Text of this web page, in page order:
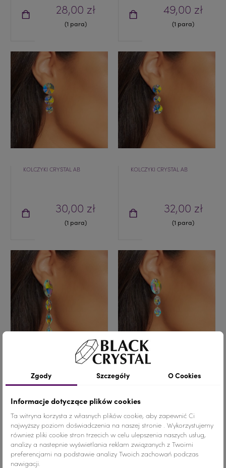
28,00 zł
(1 para)
49,00 zł
(1 para)
KOLCZYKI CRYSTAL AB
30,00 zł
(1 para)
KOLCZYKI CRYSTAL AB
32,00 zł
(1 para)
49,00 zł
(1 para) (1 para)
Zgody Szczegóły O Cookies
Informacje dotyczące plików cookies
Ta witryna korzysta z własnych plików cookie, aby zapewnić Ci
najwyższy poziom doświadczenia na naszej stronie . Wykorzystujemy
również pliki cookie stron trzecich w celu ulepszenia naszych usług,
analizy a nastepnie wyświetlania reklam związanych z Twoimi
preferencjami na podstawie analizy Twoich zachowań podczas
nawigacji.